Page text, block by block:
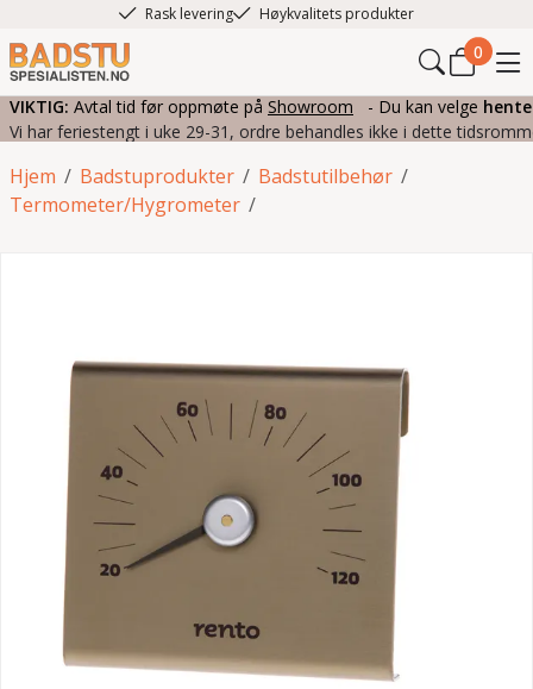
Rask levering Høykvalitets produkter
0
VIKTIG: Avtal tid før oppmøte på Showroom - Du kan velge
Vi har feriestengt i uke 29-31, ordre behandles ikke i dette
/
Hjem /
Badstuprodukter /
Badstutilbehør
/
Termometer/Hygrometer